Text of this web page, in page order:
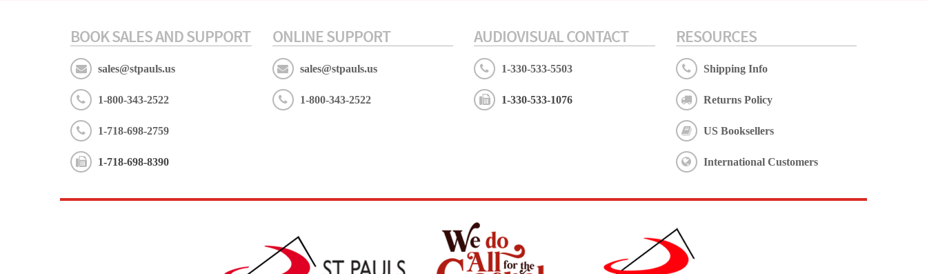
BOOK SALES AND SUPPORT
sales@stpauls.us
1-800-343-2522
1-718-698-2759
1-718-698-8390
ONLINE SUPPORT
sales@stpauls.us
1-800-343-2522
AUDIOVISUAL CONTACT
1-330-533-5503
1-330-533-1076
RESOURCES
Shipping Info
Returns Policy
US Booksellers
International Customers